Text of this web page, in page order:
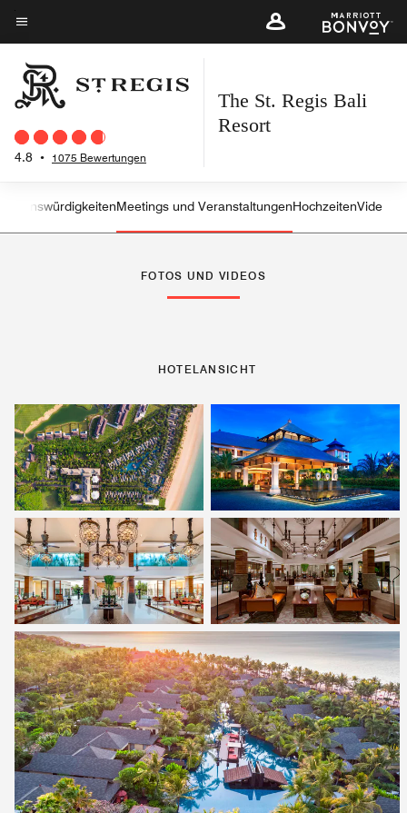
Skip
to
main
content
Menütext
4.8 • 1075 Bewertungen
The St. Regis Bali
Resort
Linkspfeil
SehenswürdigkeitenMeetings und VeranstaltungenHochzeitenVideo
FOTOS UND VIDEOS
HOTELANSICHT